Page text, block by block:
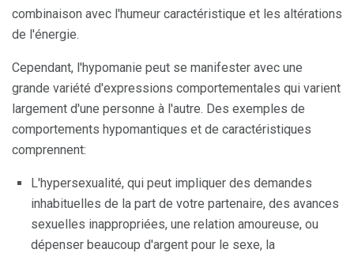
combinaison avec l'humeur caractéristique et les altérations
de l'énergie.
Cependant, l'hypomanie peut se manifester avec une
grande variété d'expressions comportementales qui varient
largement d'une personne à l'autre. Des exemples de
comportements hypomantiques et de caractéristiques
comprennent:
L'hypersexualité, qui peut impliquer des demandes
inhabituelles de la part de votre partenaire, des avances
sexuelles inappropriées, une relation amoureuse, ou
dépenser beaucoup d'argent pour le sexe, la